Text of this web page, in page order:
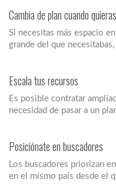
Cambia de plan cuando quieras
Si necesitas más espacio
grande del que
Escala tus recursos
Es posible contratar
necesidad de pasar a un
Posiciónate en buscadores
Los buscadores priorizan
en el mismo país desde el